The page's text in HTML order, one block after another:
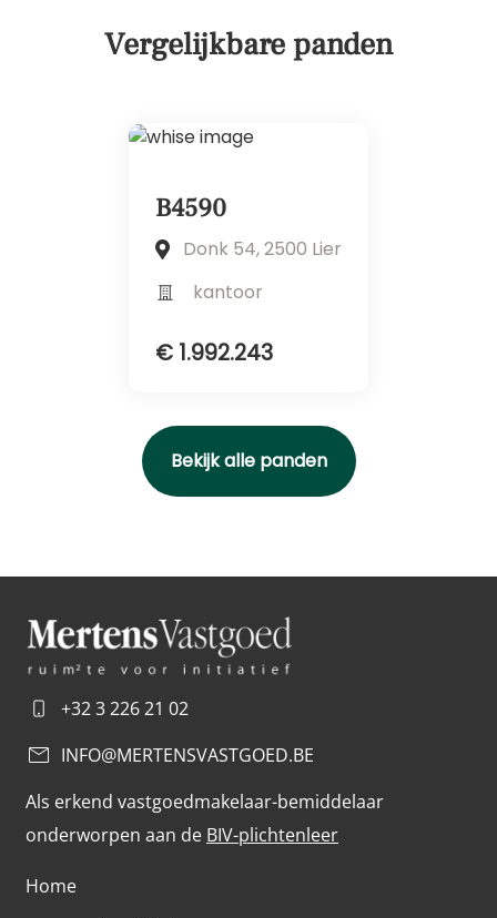
Vergelijkbare panden
B4590
Donk 54, 2500 Lier
kantoor
€ 1.992.243
Bekijk alle panden
+32 3 226 21 02
INFO@MERTENSVASTGOED.BE
Als erkend vastgoedmakelaar-bemiddelaar
onderworpen aan de BIV-plichtenleer
Home